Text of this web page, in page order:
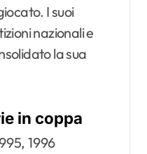
I suoi
nazionali e
la sua
in coppa
1996